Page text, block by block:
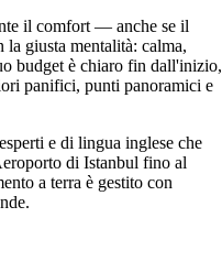
il comfort — anche se il
giusta mentalità: calma,
budget è chiaro fin dall'inizio,
panifici, punti panoramici e
e di lingua inglese che
di Istanbul fino al
a terra è gestito con